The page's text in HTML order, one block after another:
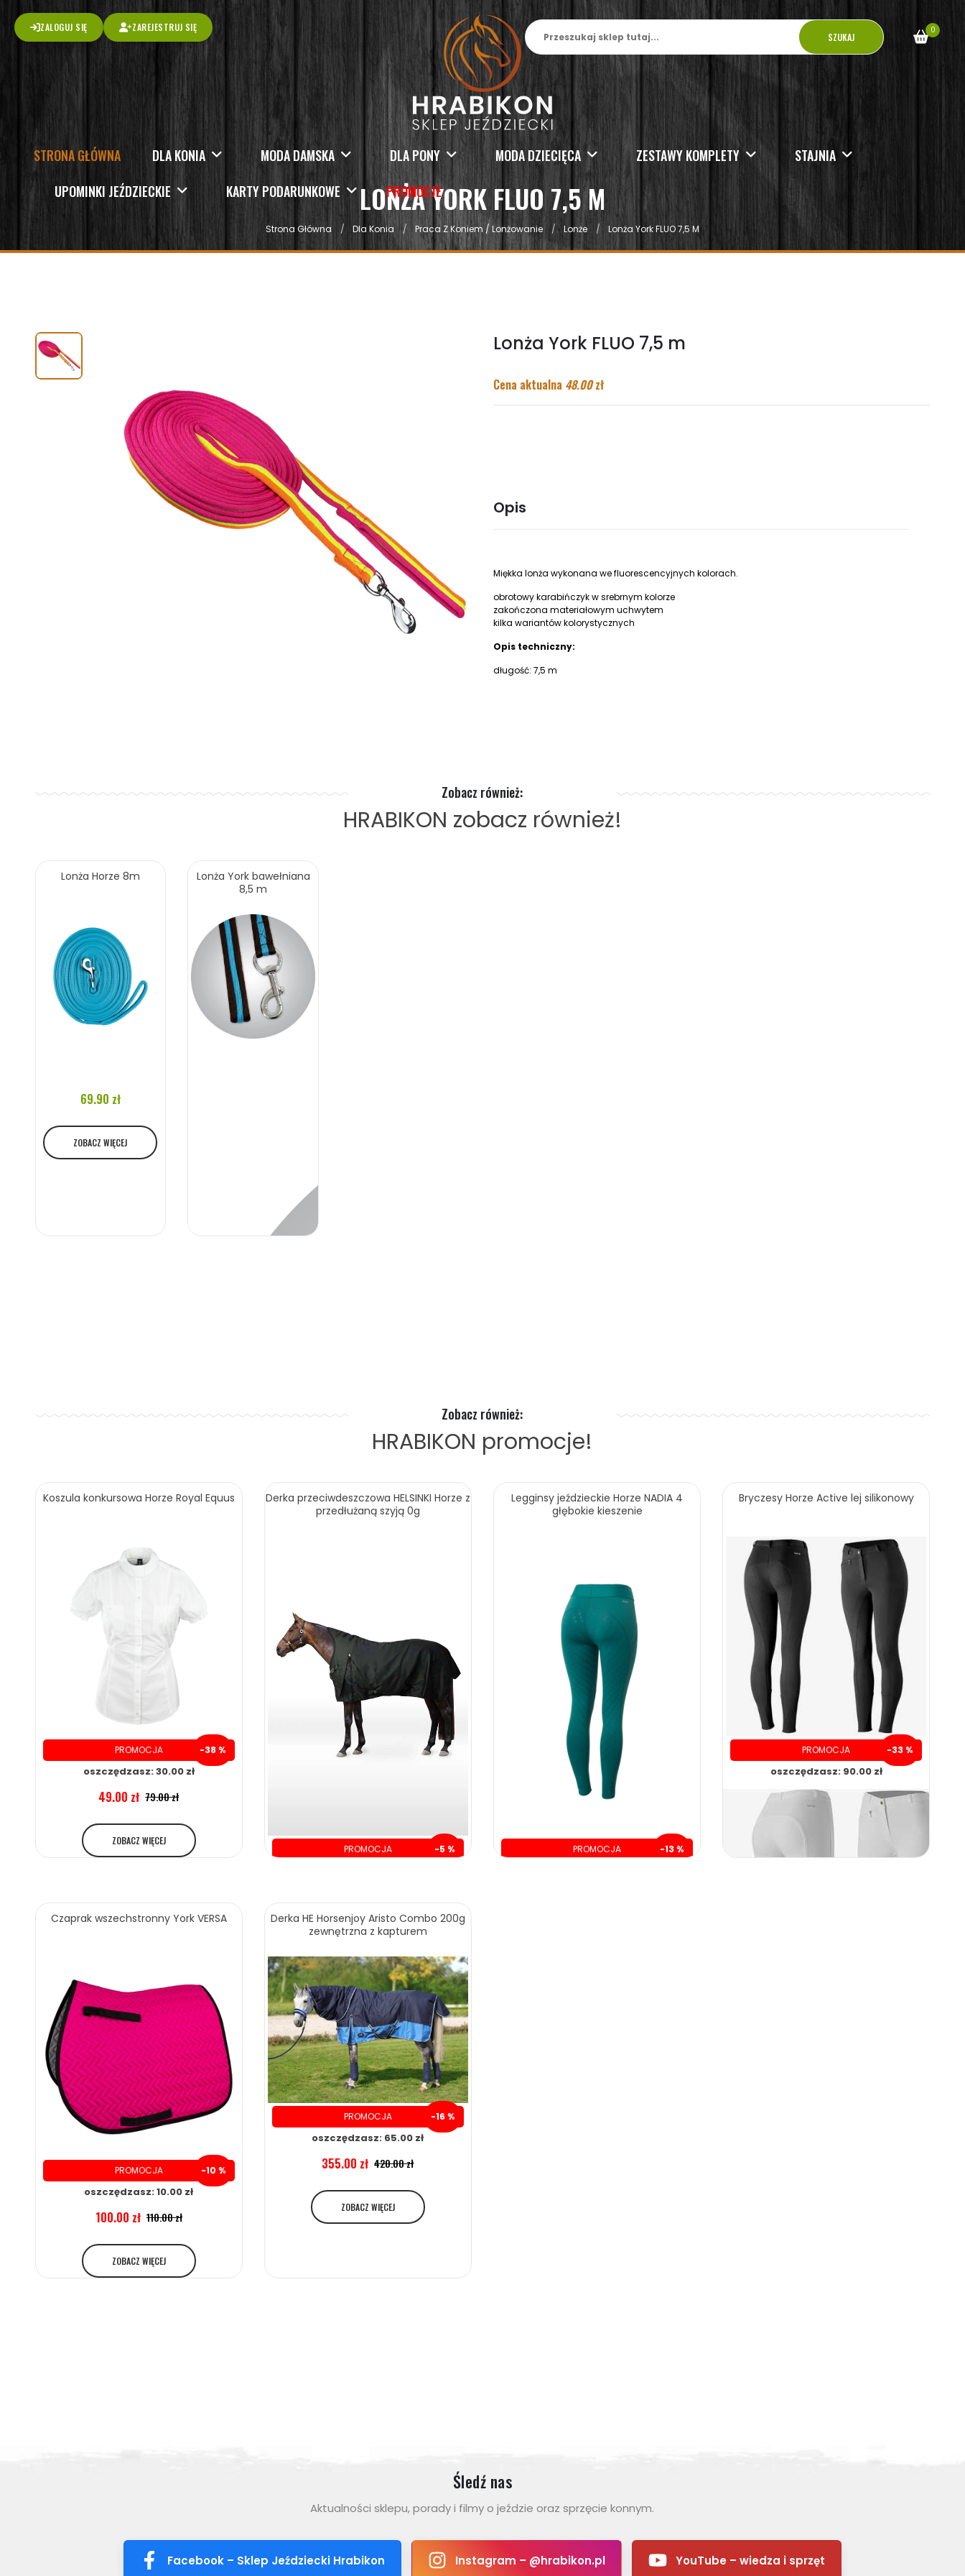
ZALOGUJ SIĘ ZAREJESTRUJ SIĘ
SZUKAJ
0
STRONA GŁÓWNA DLA KONIA MODA DAMSKA DLA PONY MODA DZIECIĘCA ZESTAWY KOMPLETY
STAJNIA
UPOMINKI JEŹDZIECKIE
KARTY PODARUNKOWE PROMOCJE
LONŻA YORK FLUO 7,5 M
Strona Główna Dla Konia Praca Z Koniem / Lonżowanie Lonże Lonża York FLUO 7,5 M
Lonża York FLUO 7,5 m
Cena aktualna 48.00zł
Opis
Miękka lonża wykonana we fluorescencyjnych kolorach.
obrotowy karabińczyk w srebrnym kolorze
zakończona materiałowym uchwytem
kilka wariantów kolorystycznych
Opis techniczny:
długość: 7,5 m
Zobacz również:
HRABIKON zobacz również!
Lonża Horze 8m
69.90 zł
ZOBACZ WIĘCEJ
Lonża York bawełniana
8,5 m
Zobacz również:
HRABIKON promocje!
Koszula konkursowa Horze Royal Equus
PROMOCJA -38 %
oszczędzasz: 30.00 zł
49.00 zł 79.00 zł
ZOBACZ WIĘCEJ
Derka przeciwdeszczowa HELSINKI Horze z
przedłużaną szyją 0g
PROMOCJA -5 %
ZOBACZ WIĘCEJ
Legginsy jeździeckie Horze NADIA 4
głębokie kieszenie
PROMOCJA -13 %
Bryczesy Horze Active lej silikonowy
PROMOCJA -33 %
oszczędzasz: 90.00 zł
Czaprak wszechstronny York VERSA
PROMOCJA -10 %
oszczędzasz: 10.00 zł
100.00 zł 110.00 zł
ZOBACZ WIĘCEJ
Derka HE Horsenjoy Aristo Combo 200g
zewnętrzna z kapturem
PROMOCJA -16 %
oszczędzasz: 65.00 zł
355.00 zł 420.00 zł
ZOBACZ WIĘCEJ
Śledź nas
Aktualności sklepu, porady i filmy o jeździe oraz sprzęcie konnym.
Facebook – Sklep Jeździecki Hrabikon Instagram – @hrabikon.pl YouTube – wiedza i sprzęt